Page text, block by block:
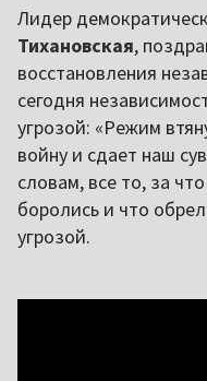
Лидер
Тихановская,
восстановления
сегодня
угрозой: «Режим
войну и сдает наш
словам, все то, за
боролись и что
угрозой.